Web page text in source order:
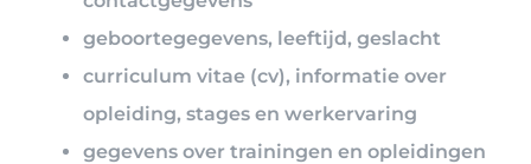
geboortegegevens, leeftijd, geslacht
curriculum vitae (cv), informatie over
opleiding, stages en werkervaring
gegevens over trainingen en opleidingen